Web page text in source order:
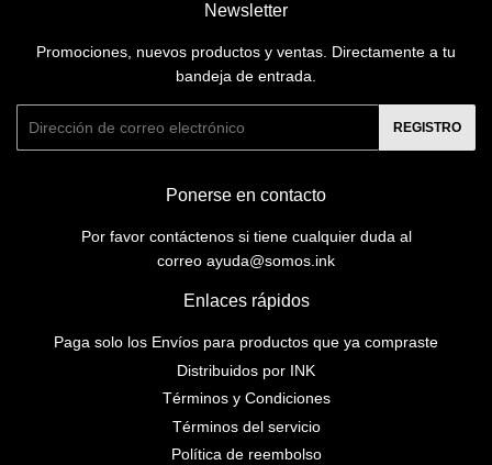
Newsletter
Promociones, nuevos productos y ventas. Directamente a tu
bandeja de entrada.
REGISTRO
Ponerse en contacto
Por favor contáctenos si tiene cualquier duda al
correo ayuda@somos.ink
Enlaces rápidos
Paga solo los Envíos para productos que ya compraste
Distribuidos por INK
Términos y Condiciones
Términos del servicio
Política de reembolso